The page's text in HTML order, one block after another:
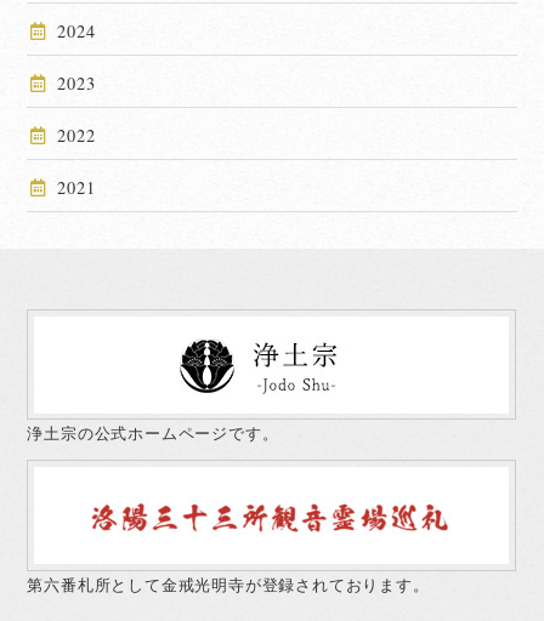
2024
2023
2022
2021
浄土宗の公式ホームページです。
第六番札所として金戒光明寺が登録されております。